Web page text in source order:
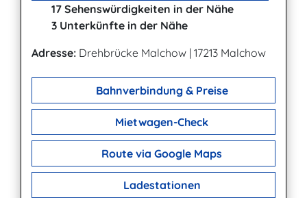
17 Sehenswürdigkeiten in der Nähe
3 Unterkünfte in der Nähe
Adresse: Drehbrücke Malchow | 17213 Malchow
Bahnverbindung & Preise
Mietwagen-Check
Route via Google Maps
Ladestationen